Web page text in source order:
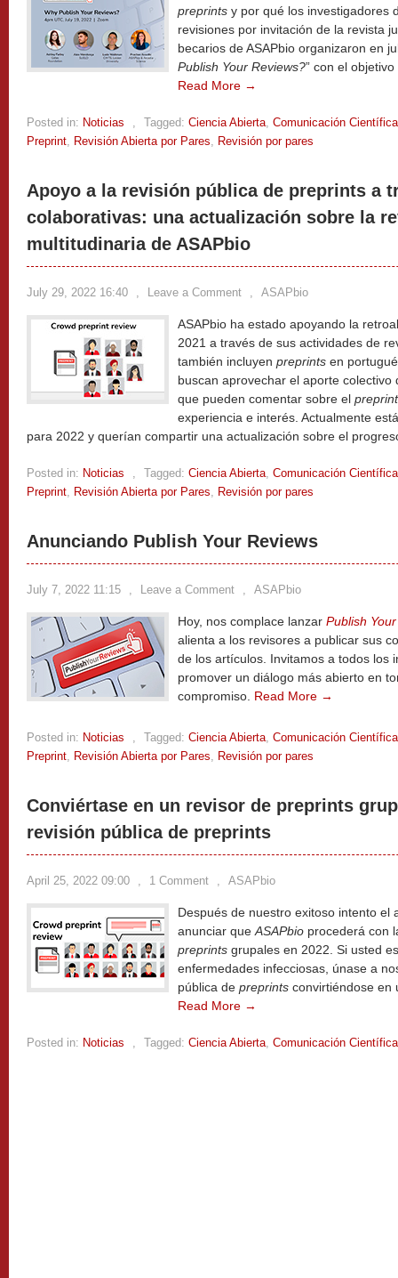
preprints y por qué los investigadores
revisiones por invitación de la revista
becarios de ASAPbio organizaron en
Publish Your Reviews?” con el
Read More →
Posted in: Noticias , Tagged: Ciencia Abierta, Comunicación Científica
Preprint, Revisión Abierta por Pares, Revisión por pares
Apoyo a la revisión pública de preprints a
colaborativas: una actualización sobre la
multitudinaria de ASAPbio
July 29, 2022 16:40 , Leave a Comment , ASAPbio
ASAPbio ha estado apoyando la
2021 a través de sus actividades de
también incluyen preprints en
buscan aprovechar el aporte
que pueden comentar sobre el
experiencia e interés. Actualmente
para 2022 y querían compartir una actualización sobre el
Posted in: Noticias , Tagged: Ciencia Abierta, Comunicación Científica
Preprint, Revisión Abierta por Pares, Revisión por pares
Anunciando Publish Your Reviews
July 7, 2022 11:15 , Leave a Comment , ASAPbio
Hoy, nos complace lanzar Publish
alienta a los revisores a publicar sus
de los artículos. Invitamos a todos los
promover un diálogo más abierto en
compromiso. Read More →
Posted in: Noticias , Tagged: Ciencia Abierta, Comunicación Científica
Preprint, Revisión Abierta por Pares, Revisión por pares
Conviértase en un revisor de preprints
revisión pública de preprints
April 25, 2022 09:00 , 1 Comment , ASAPbio
Después de nuestro exitoso intento el
anunciar que ASAPbio procederá con
preprints grupales en 2022. Si usted
enfermedades infecciosas, únase a
pública de preprints convirtiéndose
Read More →
Posted in: Noticias , Tagged: Ciencia Abierta, Comunicación Científica